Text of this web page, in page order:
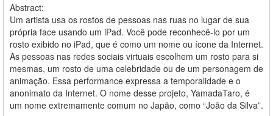
Abstract:
Um artista usa os rostos de pessoas nas ruas no lugar de sua
própria face usando um iPad. Você pode reconhecê-lo por um
rosto exibido no iPad, que é como um nome ou ícone da Internet.
As pessoas nas redes sociais virtuais escolhem um rosto para si
mesmas, um rosto de uma celebridade ou de um personagem de
animação. Essa performance expressa a temporalidade e o
anonimato da Internet. O nome desse projeto, YamadaTaro, é
um nome extremamente comum no Japão, como “João da Silva”.